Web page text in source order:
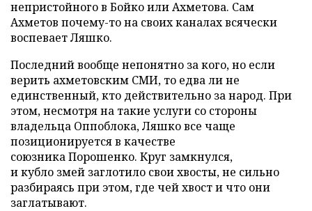
непристойного в Бойко или Ахметова. Сам
Ахметов почему-то на своих каналах всячески
воспевает Ляшко.
Последний вообще непонятно за кого, но если
верить ахметовским СМИ, то едва ли не
единственный, кто действительно за народ. При
этом, несмотря на такие услуги со стороны
владельца Оппоблока, Ляшко все чаще
позиционируется в качестве
союзника Порошенко. Круг замкнулся,
и кубло змей заглотило свои хвосты, не сильно
разбираясь при этом, где чей хвост и что они
заглатывают.